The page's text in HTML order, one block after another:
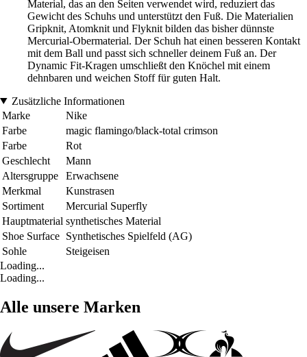
Material, das an den Seiten verwendet wird, reduziert das
Gewicht des Schuhs und unterstützt den Fuß. Die Materialien
Gripknit, Atomknit und Flyknit bilden das bisher dünnste
Mercurial-Obermaterial. Der Schuh hat einen besseren Kontakt
mit dem Ball und passt sich schneller deinem Fuß an. Der
Dynamic Fit-Kragen umschließt den Knöchel mit einem
dehnbaren und weichen Stoff für guten Halt.
Zusätzliche Informationen
Marke
Nike
Farbe
magic flamingo/black-total crimson
Farbe
Rot
Geschlecht
Mann
Altersgruppe
Erwachsene
Merkmal
Kunstrasen
Sortiment
Mercurial Superfly
Hauptmaterial synthetisches Material
Shoe Surface Synthetisches Spielfeld (AG)
Sohle
Steigeisen
Loading...
Loading...
Alle unsere Marken